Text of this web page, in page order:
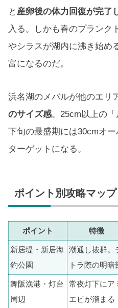
と 産卵後の体力回復が完了
入る。しかも春のプランク
やシラスが湖内に沸き始め
富になるのだ。
浜名湖のメバルが他のエリ
のサイズ感。25cm以上の
下旬の最盛期には30cmオ
ターゲットになる。
ポイント別攻略マップ
ポイント 特徴
新居堤・新居海
釣公園
潮通し抜群。
トラ際の明暗
舞阪漁港・灯台
周辺
常夜灯下にア
エビが溜まる